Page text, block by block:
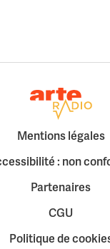
Retour à la
Mentions légales
: non
Partenaires
CGU
Politique de